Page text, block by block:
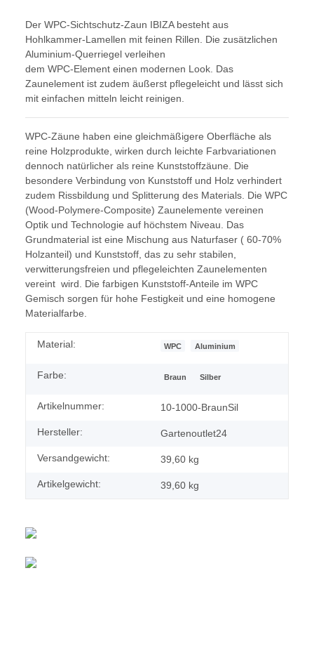
Der WPC-Sichtschutz-Zaun IBIZA besteht aus
Hohlkammer-Lamellen mit feinen Rillen. Die zusätzlichen
Aluminium-Querriegel verleihen
dem WPC-Element einen modernen Look. Das
Zaunelement ist zudem äußerst pflegeleicht und lässt sich
mit einfachen mitteln leicht reinigen.
WPC-Zäune haben eine gleichmäßigere Oberfläche als
reine Holzprodukte, wirken durch leichte Farbvariationen
dennoch natürlicher als reine Kunststoffzäune. Die
besondere Verbindung von Kunststoff und Holz verhindert
zudem Rissbildung und Splitterung des Materials. Die WPC
(Wood-Polymere-Composite) Zaunelemente vereinen
Optik und Technologie auf höchstem Niveau. Das
Grundmaterial ist eine Mischung aus Naturfaser ( 60-70%
Holzanteil) und Kunststoff, das zu sehr stabilen,
verwitterungsfreien und pflegeleichten Zaunelementen
vereint wird. Die farbigen Kunststoff-Anteile im WPC
Gemisch sorgen für hohe Festigkeit und eine homogene
Materialfarbe.
Material: WPC Aluminium
Farbe: Braun Silber
Artikelnummer: 10-1000-BraunSil
Hersteller: Gartenoutlet24
Versandgewicht: 39,60 kg
Artikelgewicht: 39,60 kg